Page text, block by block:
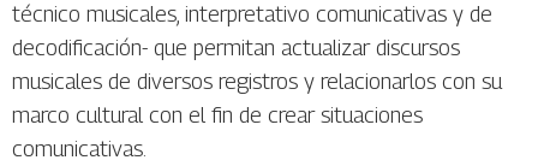
técnico musicales, interpretativo comunicativas y de
decodificación- que permitan actualizar discursos
musicales de diversos registros y relacionarlos con su
marco cultural con el fin de crear situaciones
comunicativas.